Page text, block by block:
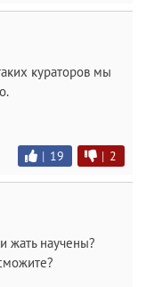
кураторов мы
| 19 | 2
жать научены?